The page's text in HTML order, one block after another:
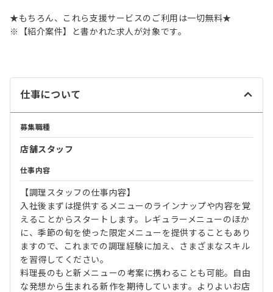
★もちろん、これら支援サービスのご利用は一切無料★
※【紹介案件】と書かれた求人が対象です。
仕事について
募集職種
店舗スタッフ
仕事内容
【調理スタッフの仕事内容】
入社後まずは提供するメニューのラインナップや内容を覚
えることからスタートします。レギュラーメニューのほか
に、季節の旬を使った限定メニューを提供することもあり
ますので、これまでの調理経験に加え、さまざまなスキル
を習得してください。
料理長のもと新メニューの考案に携わることも可能。自由
な発想から生まれる新作を期待しています。よりよいお店